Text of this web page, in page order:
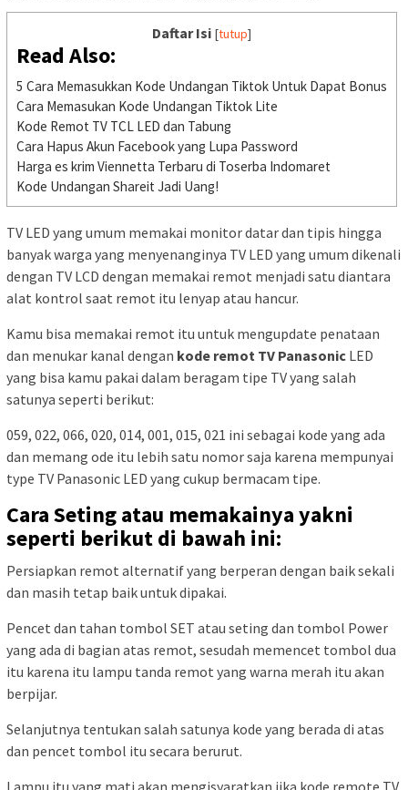
Daftar Isi [tutup]
Read Also:
5 Cara Memasukkan Kode Undangan Tiktok Untuk Dapat Bonus
Cara Memasukan Kode Undangan Tiktok Lite
Kode Remot TV TCL LED dan Tabung
Cara Hapus Akun Facebook yang Lupa Password
Harga es krim Viennetta Terbaru di Toserba Indomaret
Kode Undangan Shareit Jadi Uang!
TV LED yang umum memakai monitor datar dan tipis hingga
banyak warga yang menyenanginya TV LED yang umum dikenali
dengan TV LCD dengan memakai remot menjadi satu diantara
alat kontrol saat remot itu lenyap atau hancur.
Kamu bisa memakai remot itu untuk mengupdate penataan
dan menukar kanal dengan kode remot TV Panasonic LED
yang bisa kamu pakai dalam beragam tipe TV yang salah
satunya seperti berikut:
059, 022, 066, 020, 014, 001, 015, 021 ini sebagai kode yang ada
dan memang ode itu lebih satu nomor saja karena mempunyai
type TV Panasonic LED yang cukup bermacam tipe.
Cara Seting atau memakainya yakni
seperti berikut di bawah ini:
Persiapkan remot alternatif yang berperan dengan baik sekali
dan masih tetap baik untuk dipakai.
Pencet dan tahan tombol SET atau seting dan tombol Power
yang ada di bagian atas remot, sesudah memencet tombol dua
itu karena itu lampu tanda remot yang warna merah itu akan
berpijar.
Selanjutnya tentukan salah satunya kode yang berada di atas
dan pencet tombol itu secara berurut.
Lampu itu yang mati akan mengisyaratkan jika kode remote TV